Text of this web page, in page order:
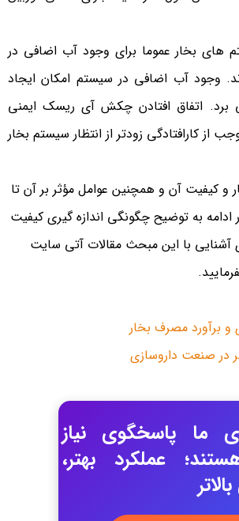
های بخار عموما برای وجود آب اضافی در
وجود آب اضافی در سیستم امکان ایجاد
اتفاق افتادن چکش آی ریسک ایمنی
از کارافتادگی زودتر از انتظار سیستم بخار
و کیفیت آن و همچنین عوامل مؤثر بر آن تا
به توضیح چگونگی اندازه گیری کیفیت
آشنایی با این مبحث مقالات آتی سایت
و برآورد مصرف بخار
در صنعت داروسازی
ما پاسخگوی نیاز
عملکرد بهتر،